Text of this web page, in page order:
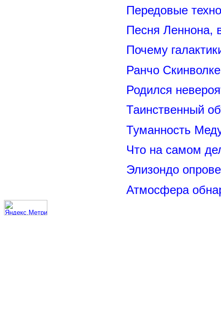
Передовые
Песня Леннона,
Почему
Ранчо
Родился
Таинственный
Туманность
Что на самом
Элизондо
Атмосфера